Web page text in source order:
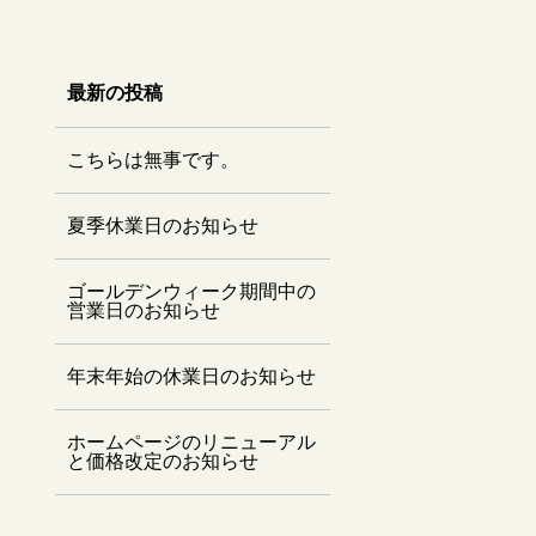
最新の投稿
こちらは無事です。
夏季休業日のお知らせ
ゴールデンウィーク期間中の
営業日のお知らせ
年末年始の休業日のお知らせ
ホームページのリニューアル
と価格改定のお知らせ